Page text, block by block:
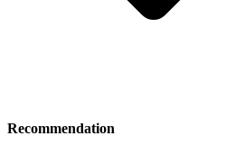
Recommendation